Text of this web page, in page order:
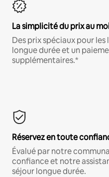
La simplicité du prix au
Des prix spéciaux pour
longue durée et un
supplémentaires.*
Réservez en toute
Évalué par notre
confiance et notre
séjour longue durée.